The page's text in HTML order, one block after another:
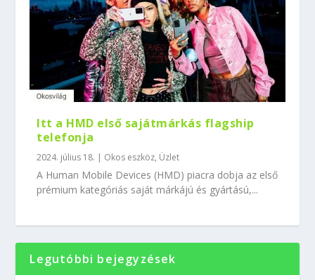
Itt a HMD első sajátmárkás flagship
telefonja
2024. július 18. | Okos eszköz, Üzlet
A Human Mobile Devices (HMD) piacra dobja az első
prémium kategóriás saját márkájú és gyártású,...
Legutóbbi bejegyzések